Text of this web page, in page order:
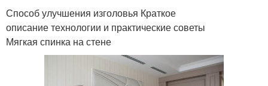
Способ улучшения изголовья Краткое
описание технологии и практические советы
Мягкая спинка на стене